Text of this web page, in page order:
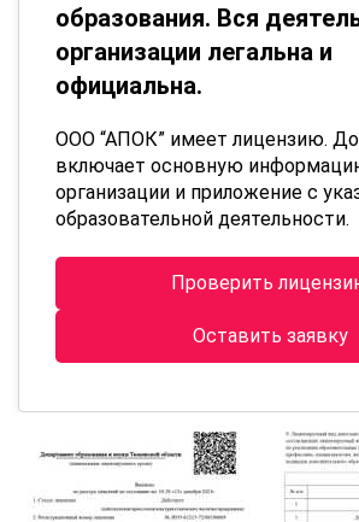
образования. Вся
организации легальна и
официальна.
ООО “АПОК” имеет лицензию.
включает основную
организации и приложение с
образовательной деятельности.
Проверить
Оставить заявку